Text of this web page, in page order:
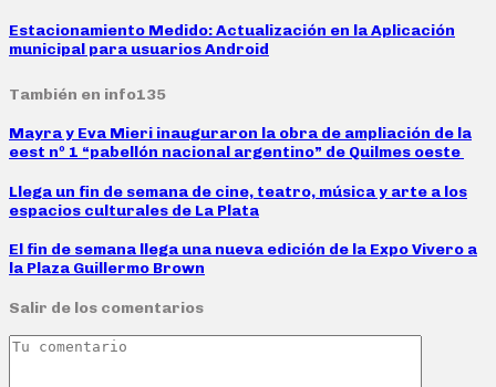
Estacionamiento Medido: Actualización en la Aplicación
municipal para usuarios Android
También en info135
Mayra y Eva Mieri inauguraron la obra de ampliación de la
eest nº 1 “pabellón nacional argentino” de Quilmes oeste
Llega un fin de semana de cine, teatro, música y arte a los
espacios culturales de La Plata
El fin de semana llega una nueva edición de la Expo Vivero a
la Plaza Guillermo Brown
Salir de los comentarios